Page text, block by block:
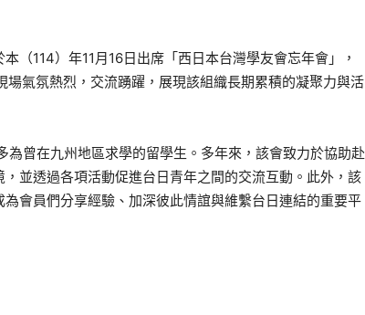
（114）年11月16日出席「西日本台灣學友會忘年會」，
氣氛熱烈，交流踴躍，展現該組織長期累積的凝聚力與活
曾在九州地區求學的留學生。多年來，該會致力於協助赴
並透過各項活動促進台日青年之間的交流互動。此外，該
會員們分享經驗、加深彼此情誼與維繫台日連結的重要平